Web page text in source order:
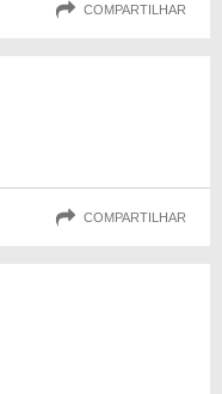
COMPARTILHAR
COMPARTILHAR